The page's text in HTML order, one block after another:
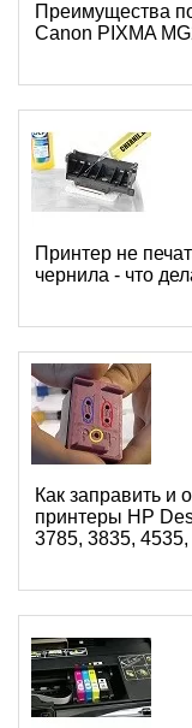
Преимущества
Canon PIXMA
Принтер не
чернила - что
Как заправить и
принтеры HP
3785, 3835,